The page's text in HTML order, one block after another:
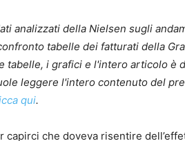
analizzati della Nielsen sugli
tabelle dei fatturati della
tabelle, i grafici e l'intero articolo è
leggere l'intero contenuto del
qui.
che doveva risentire